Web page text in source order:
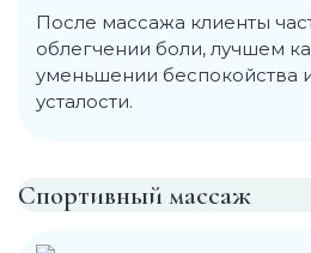
После массажа клиенты
облегчении боли, лучшем
уменьшении беспокойства
усталости.
Спортивный массаж